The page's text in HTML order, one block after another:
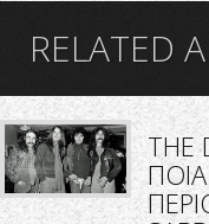
RELATED
THE